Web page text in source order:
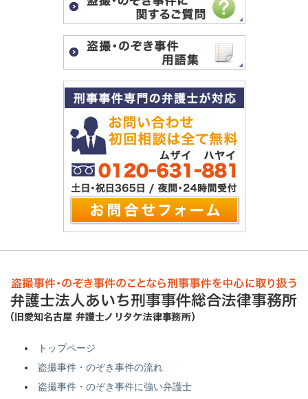
トップページ
盗撮事件・のぞき事件の流れ
盗撮事件・のぞき事件に強い弁護士